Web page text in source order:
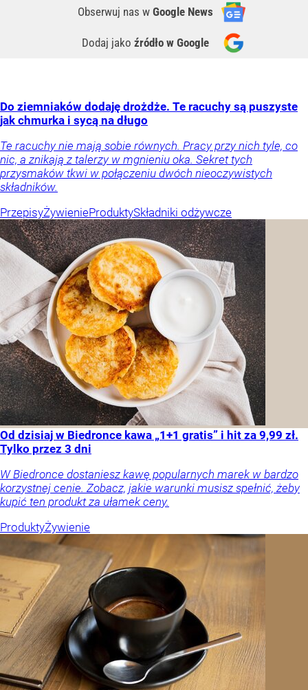
Obserwuj nas w Google News
Dodaj jako źródło w Google
Do ziemniaków dodaję drożdże. Te racuchy są puszyste
jak chmurka i sycą na długo
Te racuchy nie mają sobie równych. Pracy przy nich tyle, co
nic, a znikają z talerzy w mgnieniu oka. Sekret tych
przysmaków tkwi w połączeniu dwóch nieoczywistych
składników.
PrzepisyŻywienieProduktySkładniki odżywcze
Od dzisiaj w Biedronce kawa „1+1 gratis” i hit za 9,99 zł.
Tylko przez 3 dni
W Biedronce dostaniesz kawę popularnych marek w bardzo
korzystnej cenie. Zobacz, jakie warunki musisz spełnić, żeby
kupić ten produkt za ułamek ceny.
ProduktyŻywienie